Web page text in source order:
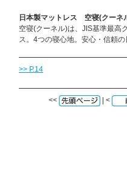
日本製マットレス 空寝(クーネ
空寝(クーネル)は、JIS基準最高
ス。4つの寝心地。安心・信頼の
>> P.14
<< | <